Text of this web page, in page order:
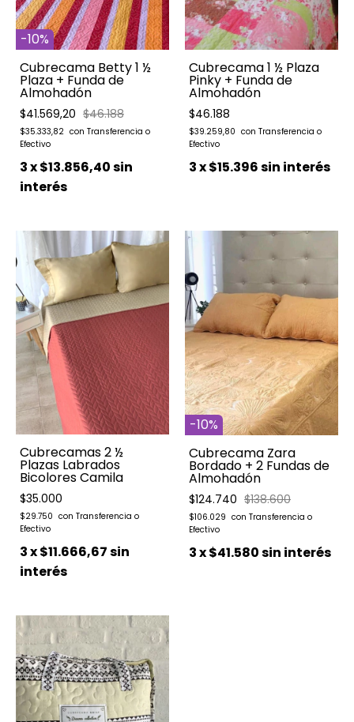
-10%
Cubrecama Betty 1 ½
Plaza + Funda de
Almohadón
$41.569,20 $46.188
$35.333,82
3x$13.856,40sin
interés
Cubrecama 1 ½ Plaza
Pinky + Funda de
Almohadón
$46.188
$39.259,80
3x$15.396sin interés
Cubrecamas 2 ½
Plazas Labrados
Bicolores Camila
$35.000
$29.750
3x$11.666,67sin
interés
-10%
Cubrecama Zara
Bordado + 2 Fundas de
Almohadón
$124.740 $138.600
$106.029
3x$41.580sin interés